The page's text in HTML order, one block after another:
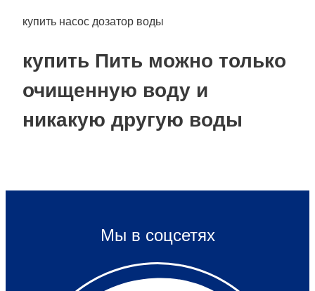
купить насос дозатор воды
купить Пить можно только
очищенную воду и
никакую другую воды
Мы в соцсетях